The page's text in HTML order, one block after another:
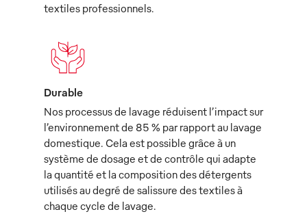
textiles professionnels.
Durable
Nos processus de lavage réduisent l’impact sur
l’environnement de 85 % par rapport au lavage
domestique. Cela est possible grâce à un
système de dosage et de contrôle qui adapte
la quantité et la composition des détergents
utilisés au degré de salissure des textiles à
chaque cycle de lavage.